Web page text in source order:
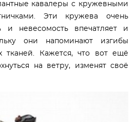
кавалеры с кружевными
Эти кружева очень
и невесомость впечатляет и
они напоминают изгибы
тканей. Кажется, что вот ещё
на ветру, изменят своё